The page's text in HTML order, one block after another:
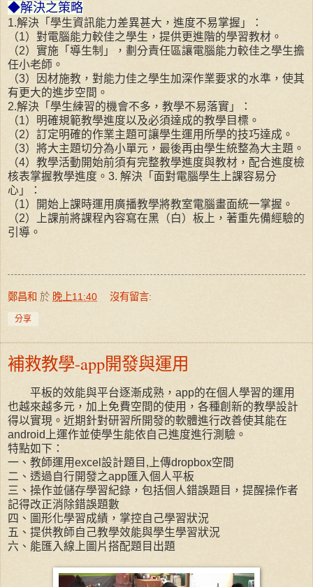
◆解決之策略
1.解決「學生資訊能力差異甚大，進度不易掌握」：
（1）對電腦能力較佳之學生，提供更進階的學習教材。
（2）實施「導生制」，劃分責任區讓電腦能力較佳之學生擔
任小老師。
（3）因材施教，對能力佳之學生加深作業要求的水準，使其
有更大的進步空間。
2.解決「學生練習的機會不多，教學不易落實」：
（1）明確規範教學進度以及必須達成的教學目標。
（2）訂定明確的作業主題可讓學生運用所學的技巧達成。
（3）將大主題切分為小單元，最後再由學生統整為大主題。
（4）教學活動開始前須有完整教學進度與教材，配合進度檢
核表掌握教學進度。 3. 解決「面對電腦學生上課容易分
心」：
（1）開始上課時運用廣播教學將教室電腦畫面統一掌握。
（2）上課前將課程內容寫在黑（白）板上，著重先備經驗的
引導。
鄭昌和 於 晚上11:40 沒有留言:
分享
補救教學-app開發與運用
平板的效能與平台逐漸成熟，app的在個人學習的運用
也越來越多元，加上免費空間的使用，各種創新的教學設計
得以實現。近期針對研習所開發的軟體進行改善使其能在
android上運作並使學生能依自己進度進行測驗。
特點如下：
一、教師運用excel設計題目,上傳dropbox空間
二、透過自行開發之app匯入個人平板
三、操作並儲存學習紀錄，包括個人錯誤題目，提醒操作者
記得改正消除錯誤題數
四、圖形化學習成績，掌控自己學習狀況
五、提供教師自己教學效能與學生學習狀況
六、能匯入線上圖片搭配題目出題